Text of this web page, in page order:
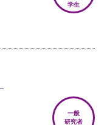
学生
一般
研究者